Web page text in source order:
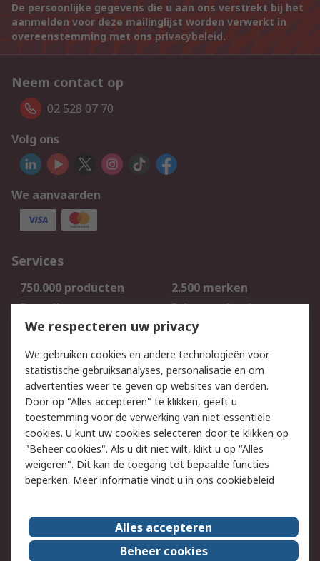
De persoonlijke gegevens die u aan ons verstrekt bij het
aanmelden voor deze mailinglijst worden verwerkt in
overeenstemming met ons privacybeleid.
Neem contact op
02 528 07 70
Volg ons
We aanvaarden
Services
750.000 producten
2.500 merken
Bestellen
Inkoopoplossingen
Retouren
Technisch advies
Track & Trace
Wettelijk
Cookiebeleid
Email veiligheid
Privacybeleid -
Bijgewerkt
Websitevoorwaarden
Algemene
verkoopvoorwaarden
Over RS
RS Group
Over ons
We respecteren uw privacy
We gebruiken cookies en andere technologieën voor
statistische gebruiksanalyses, personalisatie en om
advertenties weer te geven op websites van derden.
Door op "Alles accepteren" te klikken, geeft u
toestemming voor de verwerking van niet-essentiële
cookies. U kunt uw cookies selecteren door te klikken op
"Beheer cookies". Als u dit niet wilt, klikt u op "Alles
weigeren". Dit kan de toegang tot bepaalde functies
beperken. Meer informatie vindt u in ons cookiebeleid
Alles accepteren
Beheer cookies